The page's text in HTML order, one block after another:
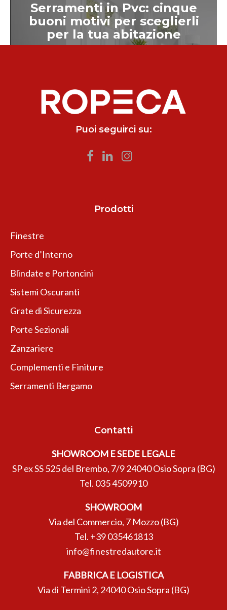
Serramenti in Pvc: cinque
buoni motivi per sceglierli
per la tua abitazione
Puoi seguirci su:
Prodotti
Finestre
Porte d’Interno
Blindate e Portoncini
Sistemi Oscuranti
Grate di Sicurezza
Porte Sezionali
Zanzariere
Complementi e Finiture
Serramenti Bergamo
Contatti
SHOWROOM E SEDE LEGALE
SP ex SS 525 del Brembo, 7/9 24040 Osio Sopra (BG)
Tel. 035 4509910
SHOWROOM
Via del Commercio, 7 Mozzo (BG)
Tel. +39 035461813
info@finestredautore.it
FABBRICA E LOGISTICA
Via di Termini 2, 24040 Osio Sopra (BG)